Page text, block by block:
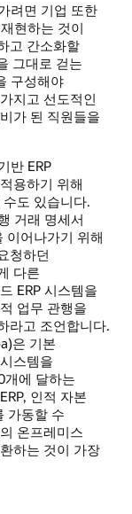
려면 기업 또한
현하는 것이
고 간소화할
그대로 걷는
구성해야
지고 선도적인
가 된 직원들을
반 ERP
용하기 위해
도 있습니다.
거래 명세서
이어나가기 위해
청하던
다른
ERP 시스템을
업무 관행을
라고 조언합니다.
은 기본
스템을
개에 달하는
인적 자본
가동할 수
온프레미스
하는 것이 가장